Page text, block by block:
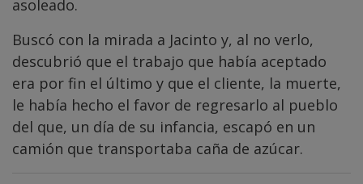
asoleado.
Buscó con la mirada a Jacinto y, al no verlo,
descubrió que el trabajo que había aceptado
era por fin el último y que el cliente, la muerte,
le había hecho el favor de regresarlo al pueblo
del que, un día de su infancia, escapó en un
camión que transportaba caña de azúcar.